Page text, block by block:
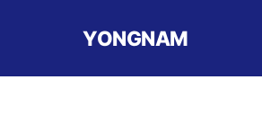
YONGNAM